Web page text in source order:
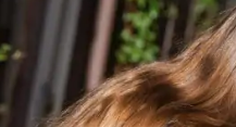
dit uitje uitstekend te
andere spelprogramma's.